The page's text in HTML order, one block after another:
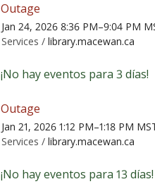
Outage
Jan 24, 2026 8:36 PM–9:04 PM
Services / library.macewan.ca
¡No hay eventos para 3 días!
Outage
Jan 21, 2026 1:12 PM–1:18 PM
Services / library.macewan.ca
¡No hay eventos para 13 días!